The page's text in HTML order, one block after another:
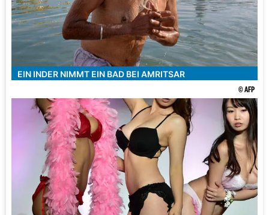
EIN INDER NIMMT EIN BAD BEI AMRITSAR
© AFP